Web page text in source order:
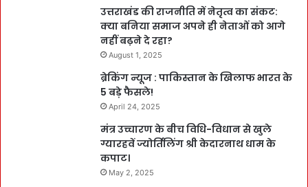
उत्तराखंड की राजनीति में नेतृत्व का संकट:
क्या बनिया समाज अपने ही नेताओं को आगे
नहीं बढ़ने दे रहा?
August 1, 2025
ब्रेकिंग न्यूज : पाकिस्तान के खिलाफ भारत के
5 बड़े फैसले!
April 24, 2025
मंत्र उच्चारण के बीच विधि-विधान से खुले
ग्यारहवें ज्योर्तिलिंग श्री केदारनाथ धाम के
कपाट।
May 2, 2025